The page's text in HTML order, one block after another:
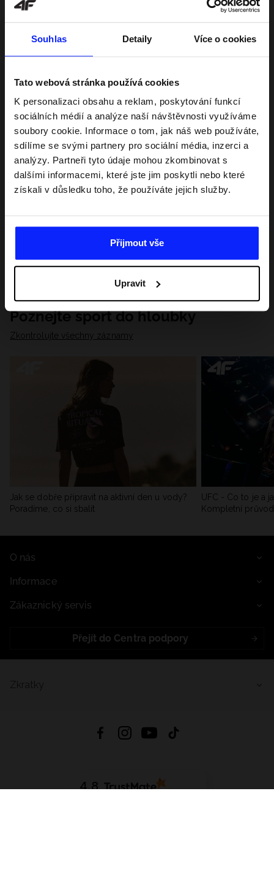
Souhlas Detaily Více o cookies
Tato webová stránka používá cookies
K personalizaci obsahu a reklam, poskytování funkcí
sociálních médií a analýze naší návštěvnosti využíváme
soubory cookie. Informace o tom, jak náš web používáte,
sdílíme se svými partnery pro sociální média, inzerci a
analýzy. Partneři tyto údaje mohou zkombinovat s
dalšími informacemi, které jste jim poskytli nebo které
získali v důsledku toho, že používáte jejich služby.
Přijmout vše
Upravit
Poznejte sport do hloubky
Zkontrolujte všechny záznamy
Jak se dobře připravit na aktivní den u vody?
Poradíme, co si sbalit
UFC - Co to je a
Kompletní
O nás
Informace
Zákaznický servis
Přejít do Centra podpory
4.8